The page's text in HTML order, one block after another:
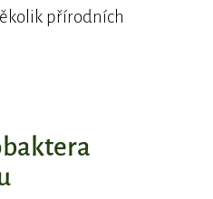
přírodních